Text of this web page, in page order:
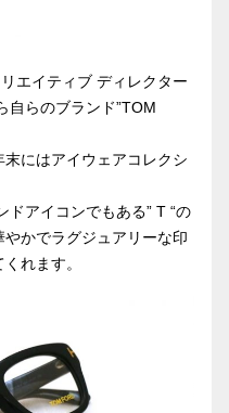
エイティブ ディレクター
自らのブランド”TOM
にはアイウェアコレクシ
ドアイコンでもある” T “の
かでラグジュアリーな印
れます。